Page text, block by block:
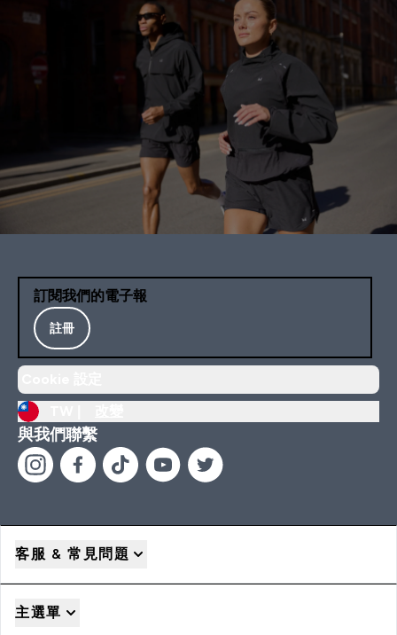
訂閱我們的電子報
註冊
與我們聯繫
客服 & 常見問題
主選單